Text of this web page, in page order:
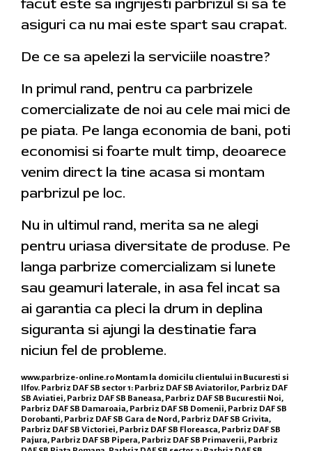
facut este sa ingrijesti parbrizul si sa te
asiguri ca nu mai este spart sau crapat.
De ce sa apelezi la serviciile noastre?
In primul rand, pentru ca parbrizele
comercializate de noi au cele mai mici de
pe piata. Pe langa economia de bani, poti
economisi si foarte mult timp, deoarece
venim direct la tine acasa si montam
parbrizul pe loc.
Nu in ultimul rand, merita sa ne alegi
pentru uriasa diversitate de produse. Pe
langa parbrize comercializam si lunete
sau geamuri laterale, in asa fel incat sa
ai garantia ca pleci la drum in deplina
siguranta si ajungi la destinatie fara
niciun fel de probleme.
www.parbrize-online.roMontam la domicilu clientului in Bucuresti si
Ilfov. Parbriz DAF SB sector 1: Parbriz DAF SB Aviatorilor, Parbriz DAF
SB Aviatiei, Parbriz DAF SB Baneasa, Parbriz DAF SB Bucurestii Noi,
Parbriz DAF SB Damaroaia, Parbriz DAF SB Domenii, Parbriz DAF SB
Dorobanti, Parbriz DAF SB Gara de Nord, Parbriz DAF SB Grivita,
Parbriz DAF SB Victoriei, Parbriz DAF SB Floreasca, Parbriz DAF SB
Pajura, Parbriz DAF SB Pipera, Parbriz DAF SB Primaverii, Parbriz